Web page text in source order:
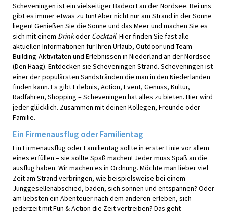
Scheveningen ist ein vielseitiger Badeort an der Nordsee. Bei uns
gibt es immer etwas zu tun! Aber nicht nur am Strand in der Sonne
liegen! Genießen Sie die Sonne und das Meer und machen Sie es
sich mit einem Drinkoder Cocktail. Hier finden Sie fast alle
aktuellen Informationen für Ihren Urlaub, Outdoor und Team-
Building-Aktivitäten und Erlebnissen in Niederland an der Nordsee
(Den Haag). Entdecken sie Scheveningen Strand. Scheveningen ist
einer der populärsten Sandstränden die man in den Niederlanden
finden kann. Es gibt Erlebnis, Action, Event, Genuss, Kultur,
Radfahren, Shopping – Scheveningen hat alles zu bieten. Hier wird
jeder glücklich. Zusammen mit deinen Kollegen, Freunde oder
Familie.
Ein Firmenausflug oder Familientag
Ein Firmenausflug oder Familientag sollte in erster Linie vor allem
eines erfüllen – sie sollte Spaß machen! Jeder muss Spaß an die
ausflug haben. Wir machen es in Ordnung. Möchte man lieber viel
Zeit am Strand verbringen, wie beispielsweise bei einem
Junggesellenabschied, baden, sich sonnen und entspannen? Oder
am liebsten ein Abenteuer nach dem anderen erleben, sich
jederzeit mit Fun & Action die Zeit vertreiben? Das geht